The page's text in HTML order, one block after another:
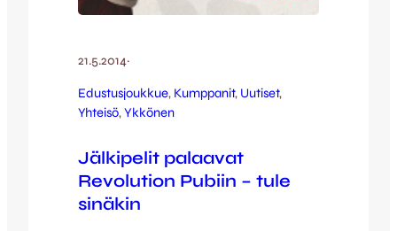
21.5.2014·
Edustusjoukkue, Kumppanit, Uutiset
Yhteisö, Ykkönen
Jälkipelit palaavat
Revolution Pubiin – tule
sinäkin